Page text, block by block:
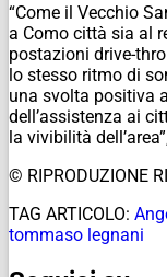
“Come il Vecchio
a Como città sia al
postazioni drive-
lo stesso ritmo di
una svolta positiva
dell’assistenza ai
la vivibilità
© RIPRODUZIONE
TAG ARTICOLO:
tommaso legnani